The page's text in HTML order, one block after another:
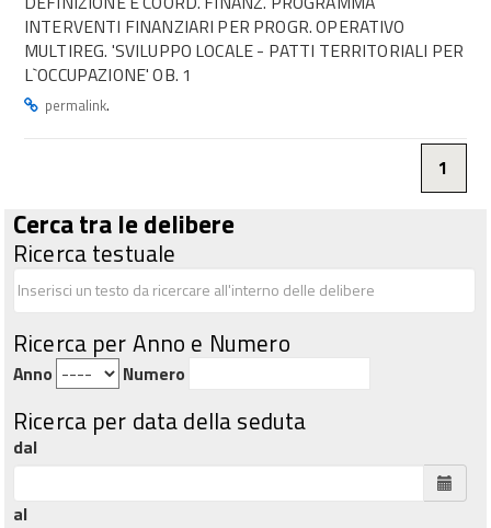
INTERVENTI FINANZIARI PER PROGR. OPERATIVO
MULTIREG. 'SVILUPPO LOCALE - PATTI TERRITORIALI PER
L`OCCUPAZIONE' OB. 1
permalink.
1
Cerca tra le delibere
Ricerca testuale
Ricerca per Anno e Numero
Anno Numero
Ricerca per data della seduta
dal
al